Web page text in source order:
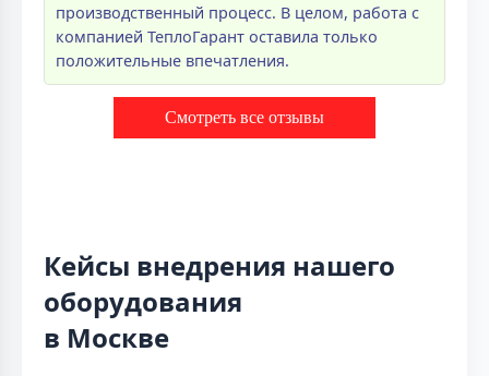
производственный процесс. В целом, работа с
компанией ТеплоГарант оставила только
положительные впечатления.
Смотреть все отзывы
Кейсы внедрения нашего
оборудования
в Москве